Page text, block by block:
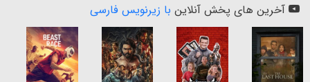
آخرین های پخش آنلاین با زیرنویس فارسی